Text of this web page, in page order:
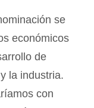
se
económicos
de
la industria.
con